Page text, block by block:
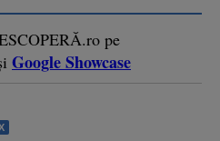
pe
Google Showcase